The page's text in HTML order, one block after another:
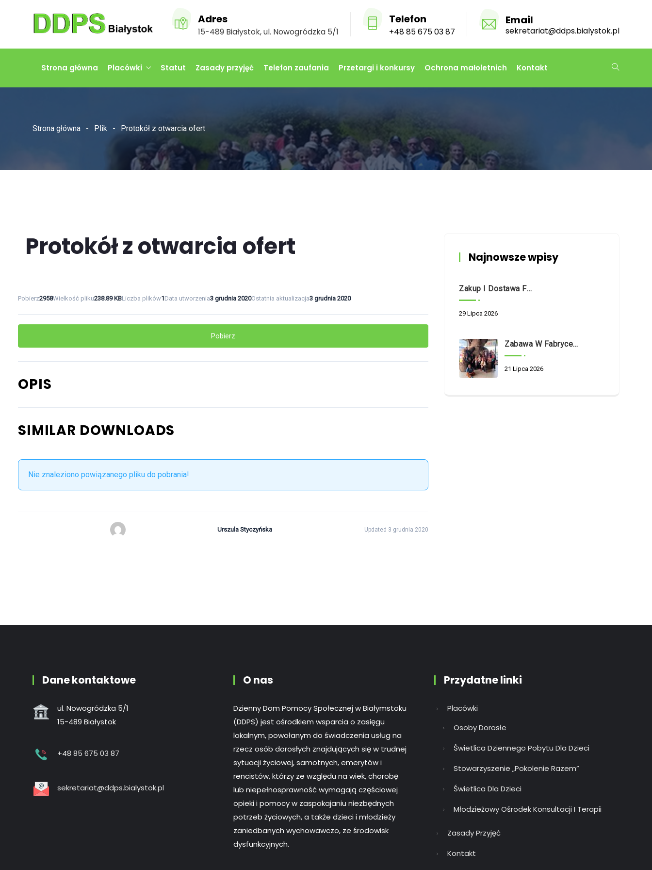
Adres
15-489 Białystok, ul. Nowogródzka 5/1
Telefon
+48 85 675 03 87
Email
sekretariat@ddps.bialystok.pl
Strona główna Placówki Statut Zasady przyjęć Telefon zaufania Przetargi i konkursy Ochrona małoletnich Kontakt
Strona główna Plik Protokół z otwarcia ofert
Protokół z otwarcia ofert
Pobierz2958Wielkość pliku238.89 KBLiczba plików1Data utworzenia3 grudnia 2020Ostatnia aktualizacja3 grudnia 2020
Pobierz
OPIS
SIMILAR DOWNLOADS
Nie znaleziono powiązanego pliku do pobrania!
Urszula Styczyńska Updated 3 grudnia 2020
Najnowsze wpisy
Zakup I Dostawa Fabrycznie Nowego Samochodu Dostawczego O Napędzie Hybrydowym Na Potrzeby Dziennego Domu Pomocy Społecznej W Białymstoku Przy Ul. Nowogródzkiej 5/1
29 Lipca 2026
Zabawa W Fabryce Misia
21 Lipca 2026
Dane kontaktowe
ul. Nowogródzka 5/1
15-489 Białystok
+48 85 675 03 87
sekretariat@ddps.bialystok.pl
O nas
Dzienny Dom Pomocy Społecznej w Białymstoku
(DDPS) jest ośrodkiem wsparcia o zasięgu
lokalnym, powołanym do świadczenia usług na
rzecz osób dorosłych znajdujących się w trudnej
sytuacji życiowej, samotnych, emerytów i
rencistów, którzy ze względu na wiek, chorobę
lub niepełnosprawność wymagają częściowej
opieki i pomocy w zaspokajaniu niezbędnych
potrzeb życiowych, a także dzieci i młodzieży
zaniedbanych wychowawczo, ze środowisk
dysfunkcyjnych.
Przydatne linki
Placówki
Osoby Dorosłe
Świetlica Dziennego Pobytu Dla Dzieci
Stowarzyszenie „Pokolenie Razem”
Świetlica Dla Dzieci
Młodzieżowy Ośrodek Konsultacji I Terapii
Zasady Przyjęć
Kontakt